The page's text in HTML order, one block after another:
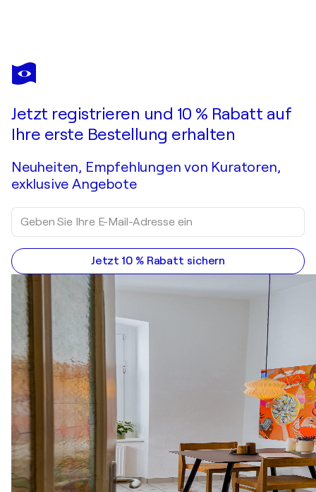
EMILIANO CAFERRI
Untitled
Jetzt registrieren und 10 % Rabatt auf
Ihre erste Bestellung erhalten
Neuheiten, Empfehlungen von Kuratoren,
exklusive Angebote
Jetzt 10 % Rabatt sichern